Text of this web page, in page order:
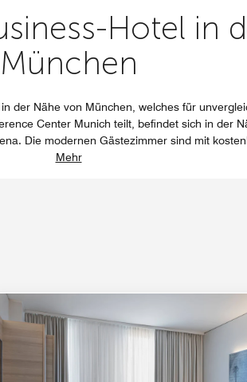
Hotel in
München
der Nähe von München, welches für
Center Munich teilt, befindet sich in der
Die modernen Gästezimmer sind mit
Mehr